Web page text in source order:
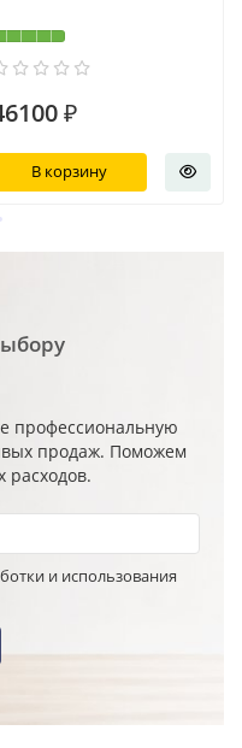
₽
В корзину
профессиональную
продаж. Поможем
расходов.
и использования